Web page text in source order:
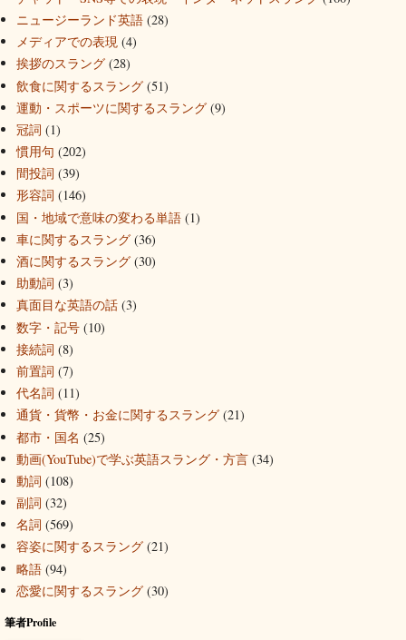
ニュージーランド英語 (28)
メディアでの表現 (4)
挨拶のスラング (28)
飲食に関するスラング (51)
運動・スポーツに関するスラング (9)
冠詞 (1)
慣用句 (202)
間投詞 (39)
形容詞 (146)
国・地域で意味の変わる単語 (1)
車に関するスラング (36)
酒に関するスラング (30)
助動詞 (3)
真面目な英語の話 (3)
数字・記号 (10)
接続詞 (8)
前置詞 (7)
代名詞 (11)
通貨・貨幣・お金に関するスラング (21)
都市・国名 (25)
動画(YouTube)で学ぶ英語スラング・方言 (34)
動詞 (108)
副詞 (32)
名詞 (569)
容姿に関するスラング (21)
略語 (94)
恋愛に関するスラング (30)
筆者Profile